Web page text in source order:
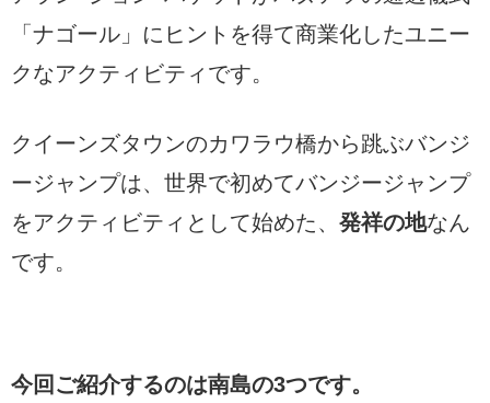
「ナゴール」にヒントを得て商業化したユニー
クなアクティビティです。
クイーンズタウンのカワラウ橋から跳ぶバンジ
ージャンプは、世界で初めてバンジージャンプ
をアクティビティとして始めた、 発祥の地なん
です。
今回ご紹介するのは南島の3つです。